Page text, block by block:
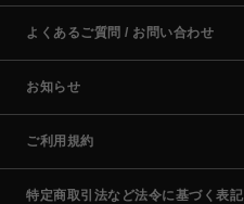
よくあるご質問 / お問い合わせ
お知らせ
ご利用規約
特定商取引法など法令に基づく表記